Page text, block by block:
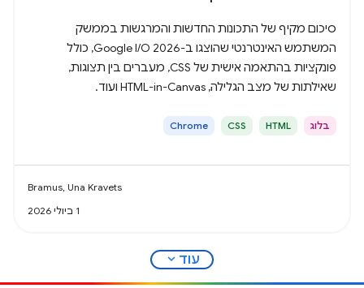
סיכום מקיף של התכונות החדשות והמרגשות בממשק
המשתמש האינטרנטי שהוצגו ב-Google I/O 2026, כולל
פונקציות בהתאמה אישית של CSS, מעברים בין תצוגות,
שאילתות של מצב הגלילה, HTML-in-Canvas ועוד.
בלוג HTML
CSS
Chrome
Bramus, Una Kravets
1 ביולי 2026
עוד expand_more